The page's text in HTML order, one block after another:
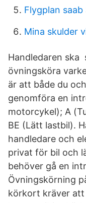
Flygplan
Mina skulder
Handledaren ska
övningsköra
är att både du
genomföra en
motorcykel); A
BE (Lätt lastbil).
handledare och
privat för bil och
behöver gå en
Övningskörning
körkort kräver att